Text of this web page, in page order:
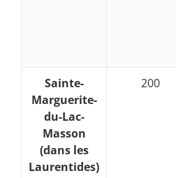
Sainte-
Marguerite-
du-Lac-
Masson
(dans les
Laurentides)
200